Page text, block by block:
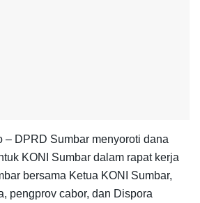
– DPRD Sumbar menyoroti dana
KONI Sumbar dalam rapat kerja
bersama Ketua KONI Sumbar,
pengprov cabor, dan Dispora